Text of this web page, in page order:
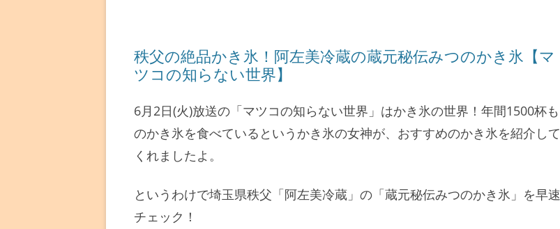
秩父の絶品かき氷！阿左美冷蔵の蔵元秘伝みつのかき氷【マ
ツコの知らない世界】
6月2日(火)放送の「マツコの知らない世界」はかき氷の世界！年間1500杯も
のかき氷を食べているというかき氷の女神が、おすすめのかき氷を紹介して
くれましたよ。
というわけで埼玉県秩父「阿左美冷蔵」の「蔵元秘伝みつのかき氷」を早速
チェック！